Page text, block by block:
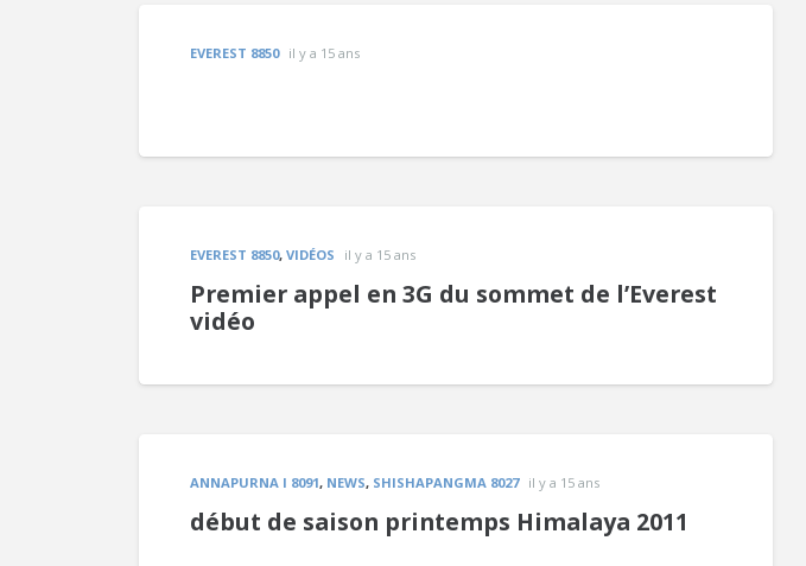
EVEREST 8850 il y a 15 ans
EVEREST 8850, VIDÉOS il y a 15 ans
Premier appel en 3G du sommet de l’Everest
vidéo
ANNAPURNA I 8091, NEWS, SHISHAPANGMA 8027 il y a 15 ans
début de saison printemps Himalaya 2011